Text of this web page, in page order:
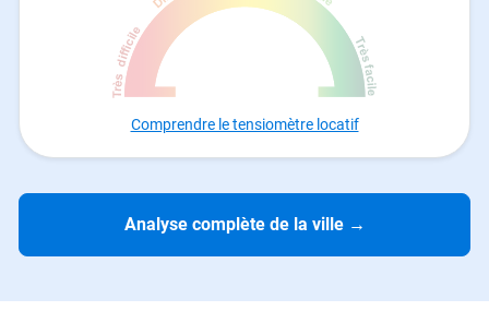
Comprendre le tensiomètre locatif
Analyse complète de la ville →